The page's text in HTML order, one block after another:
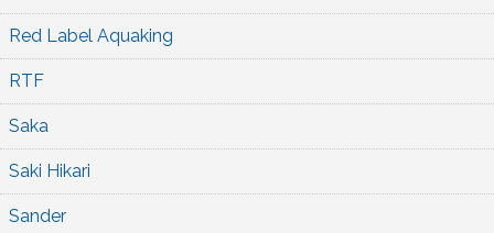
Red Label Aquaking
RTF
Saka
Saki Hikari
Sander